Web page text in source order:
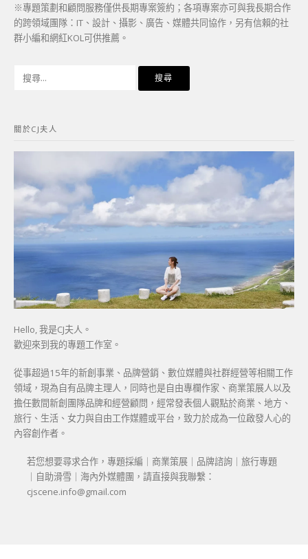
※專題策劃和顧問服務僅供長期專案簽約；各項專案亦可與我長期合作
的跨領域團隊：IT、設計、攝影、廣告、媒體共同協作，另有信賴的社
群小編和網紅KOL可供推薦。
字:
關於CJ夫人
Hello, 我是CJ夫人。
歡迎來到我的專題工作室。
從事超過15年的新創事業、品牌營銷、數位媒體與社群經營等相關工作
領域，現為自有品牌主理人，同時也是自由專欄作家、商業策展人以及
擔任數間新創團隊品牌和經營顧問，經常發表個人觀點於商業、地方、
旅行、生活、女力與自由工作媒體或平台，致力於成為一位啟發人心的
內容創作者。
若您想要尋求合作，專題採編｜商業策展｜品牌諮詢｜旅行專題
｜自助滑雪｜海內外媒體團，請直接與我聯繫：
cjscene.info@gmail.com